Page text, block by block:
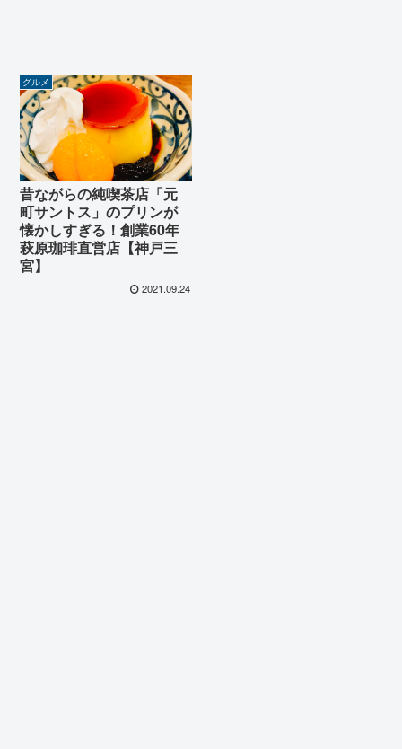
グルメ
昔ながらの純喫茶店「元
町サントス」のプリンが
懐かしすぎる！創業60年
萩原珈琲直営店【神戸三
宮】
2021.09.24